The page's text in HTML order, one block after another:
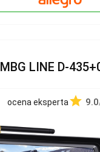
MBG LINE D-
ocena eksperta 9.0